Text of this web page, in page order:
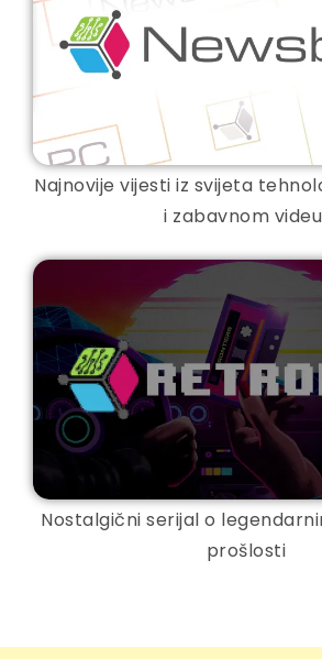
Najnovije vijesti iz svijeta
i zabavnom
Nostalgični serijal o
prošlosti